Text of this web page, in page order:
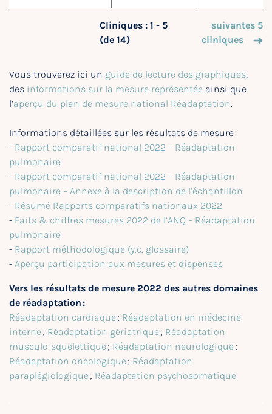
Cliniques : 1 - 5
(de 14)
suivantes 5
cliniques
Vous trouverez ici un guide de lecture des graphiques,
des informations sur la mesure représentée ainsi que
l’aperçu du plan de mesure national Réadaptation.
Informations détaillées sur les résultats de mesure :
- Rapport comparatif national 2022 – Réadaptation
pulmonaire
- Rapport comparatif national 2022 – Réadaptation
pulmonaire – Annexe à la description de l’échantillon
- Résumé Rapports comparatifs nationaux 2022
- Faits & chiffres mesures 2022 de l’ANQ – Réadaptation
pulmonaire
- Rapport méthodologique (y.c. glossaire)
- Aperçu participation aux mesures et dispenses
Vers les résultats de mesure 2022 des autres domaines
de réadaptation :
Réadaptation cardiaque ; Réadaptation en médecine
interne ; Réadaptation gériatrique ; Réadaptation
musculo-squelettique ; Réadaptation neurologique ;
Réadaptation oncologique ; Réadaptation
paraplégiologique ; Réadaptation psychosomatique